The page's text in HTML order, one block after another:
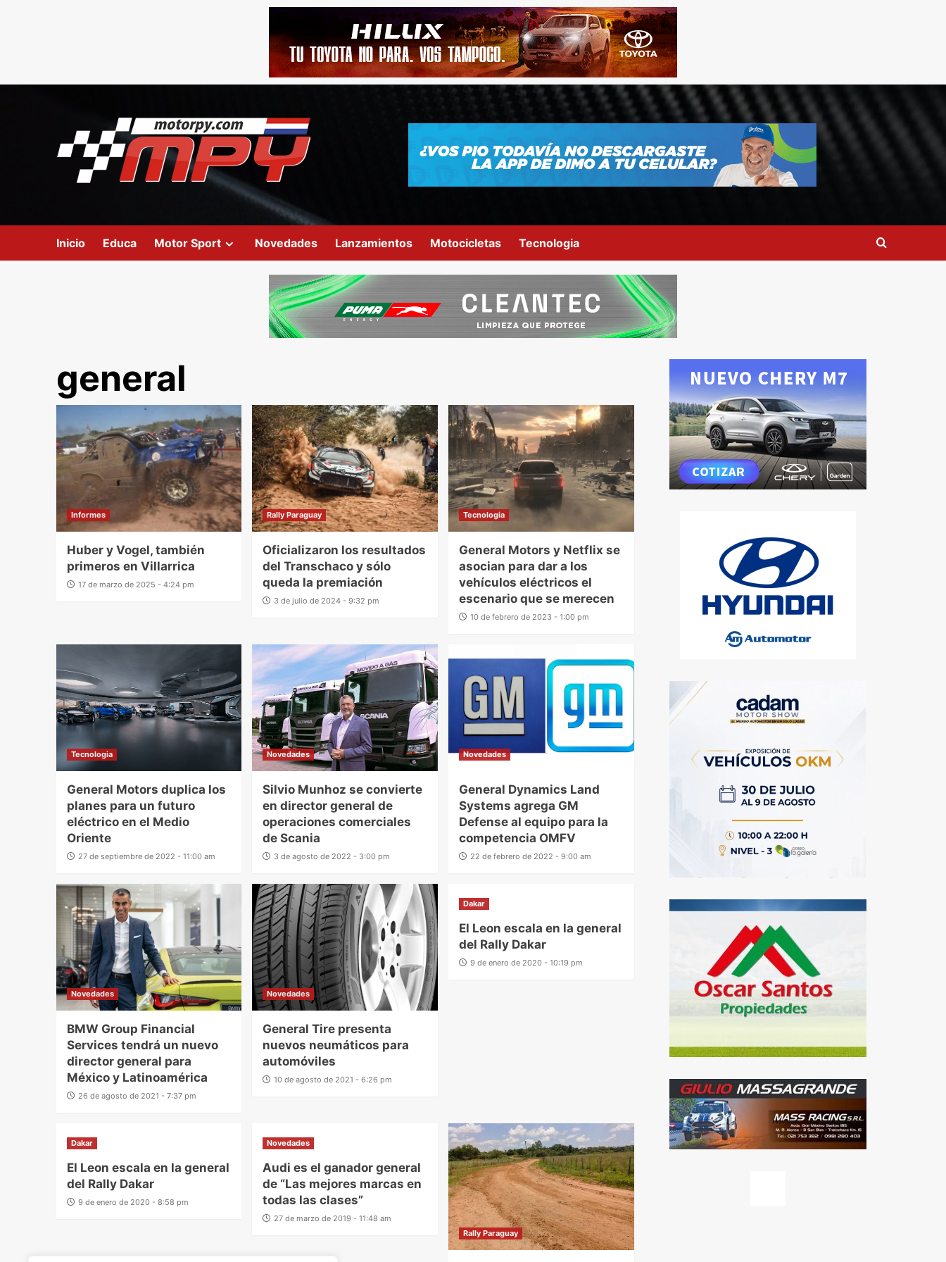
Inicio Educa Motor Sport Novedades Lanzamientos Motocicletas Tecnologia
general
Informes
Huber y Vogel, también
primeros en Villarrica
17 de marzo de 2025 - 4:24 pm
Rally Paraguay
Oficializaron los resultados
del Transchaco y sólo
queda la premiación
3 de julio de 2024 - 9:32 pm
Tecnologia
General Motors y Netflix se
asocian para dar a los
vehículos eléctricos el
escenario que se merecen
10 de febrero de 2023 - 1:00 pm
Tecnologia
General Motors duplica los
planes para un futuro
eléctrico en el Medio
Oriente
27 de septiembre de 2022 - 11:00 am
Novedades
Silvio Munhoz se convierte
en director general de
operaciones comerciales
de Scania
3 de agosto de 2022 - 3:00 pm
Novedades
General Dynamics Land
Systems agrega GM
Defense al equipo para la
competencia OMFV
22 de febrero de 2022 - 9:00 am
Novedades
BMW Group Financial
Services tendrá un nuevo
director general para
México y Latinoamérica
26 de agosto de 2021 - 7:37 pm
Novedades
General Tire presenta
nuevos neumáticos para
automóviles
10 de agosto de 2021 - 6:26 pm
Dakar
El Leon escala en la general
del Rally Dakar
9 de enero de 2020 - 10:19 pm
Dakar
El Leon escala en la general
del Rally Dakar
9 de enero de 2020 - 8:58 pm
Novedades
Audi es el ganador general
de “Las mejores marcas en
todas las clases”
27 de marzo de 2019 - 11:48 am
Rally Paraguay